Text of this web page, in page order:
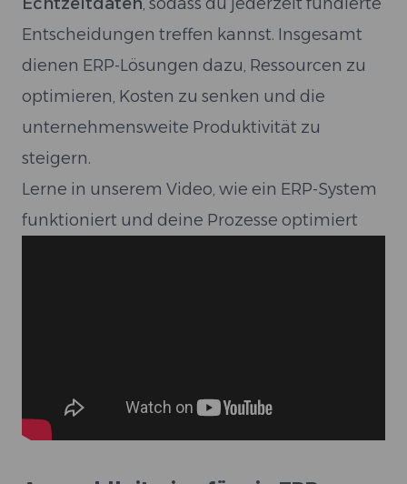
Entscheidungen treffen kannst. Insgesamt
dienen ERP-Lösungen dazu, Ressourcen zu
optimieren, Kosten zu senken und die
unternehmensweite Produktivität zu
steigern.
Lerne in unserem Video, wie ein ERP-System
funktioniert und deine Prozesse optimiert